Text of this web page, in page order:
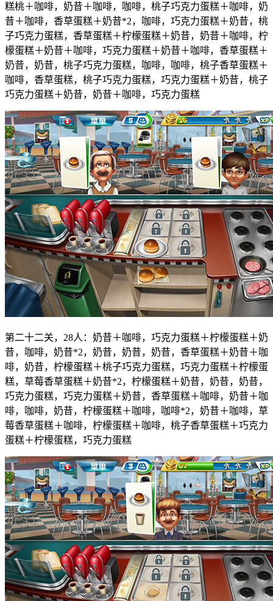
糕桃＋咖啡，奶昔＋咖啡，咖啡，桃子巧克力蛋糕＋咖啡，奶
昔＋咖啡，香草蛋糕＋奶昔*2，咖啡，巧克力蛋糕＋奶昔，桃
子巧克力蛋糕，香草蛋糕＋柠檬蛋糕＋奶昔，奶昔＋咖啡，柠
檬蛋糕＋奶昔＋咖啡，巧克力蛋糕＋奶昔＋咖啡，香草蛋糕＋
奶昔，奶昔，桃子巧克力蛋糕，咖啡，咖啡，桃子香草蛋糕＋
咖啡，香草蛋糕，桃子巧克力蛋糕，巧克力蛋糕＋奶昔，桃子
巧克力蛋糕＋奶昔，奶昔＋咖啡，巧克力蛋糕
第二十二关，28人：奶昔＋咖啡，巧克力蛋糕＋柠檬蛋糕＋奶
昔，咖啡，奶昔*2，奶昔，奶昔，奶昔，香草蛋糕＋奶昔＋咖
啡，奶昔，柠檬蛋糕＋桃子巧克力蛋糕，巧克力蛋糕＋柠檬蛋
糕，草莓香草蛋糕＋奶昔*2，柠檬蛋糕＋奶昔，奶昔，奶昔，
巧克力蛋糕，巧克力蛋糕＋奶昔，香草蛋糕＋咖啡，奶昔＋咖
啡，咖啡，奶昔，柠檬蛋糕＋咖啡，咖啡*2，奶昔＋咖啡，草
莓香草蛋糕＋咖啡，柠檬蛋糕＋咖啡，桃子香草蛋糕＋巧克力
蛋糕＋柠檬蛋糕，巧克力蛋糕